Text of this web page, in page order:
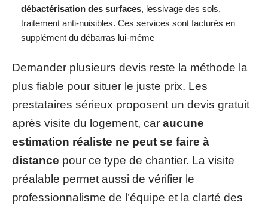
débactérisation des surfaces, lessivage des sols,
traitement anti-nuisibles. Ces services sont facturés en
supplément du débarras lui-même
Demander plusieurs devis reste la méthode la
plus fiable pour situer le juste prix. Les
prestataires sérieux proposent un devis gratuit
après visite du logement, car aucune
estimation réaliste ne peut se faire à
distance pour ce type de chantier. La visite
préalable permet aussi de vérifier le
professionnalisme de l’équipe et la clarté des